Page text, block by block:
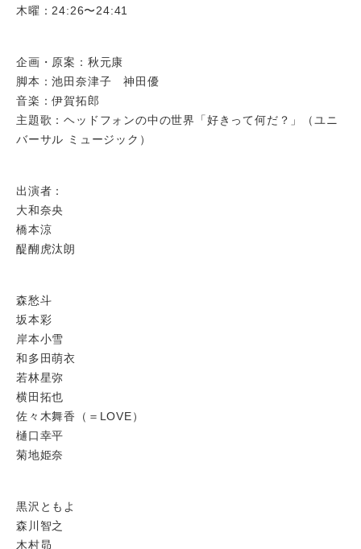
木曜：24:26〜24:41
企画・原案：秋元康
脚本：池田奈津子 神田優
音楽：伊賀拓郎
主題歌：ヘッドフォンの中の世界「好きって何だ？」（ユニ
バーサル ミュージック）
出演者：
大和奈央
橋本涼
醍醐虎汰朗
森愁斗
坂本彩
岸本小雪
和多田萌衣
若林星弥
横田拓也
佐々木舞香（＝LOVE）
樋口幸平
菊地姫奈
黒沢ともよ
森川智之
木村昴